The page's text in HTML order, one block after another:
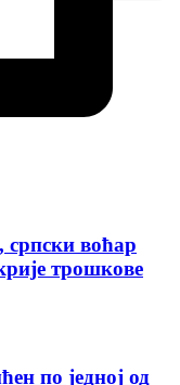
српски воћар
трошкове
по једној од